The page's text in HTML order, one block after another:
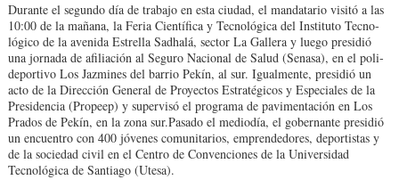
Durante el segundo día de trabajo en esta ciudad, el mandatario visitó a las
10:00 de la mañana, la Feria Científica y Tecno­lógica del Instituto Tecno­
lógico de la avenida Es­trella Sadhalá, sector La Gallera y luego presidió
una jornada de afiliación al Seguro Nacional de Sa­lud (Senasa), en el poli­
deportivo Los Jazmines del barrio Pekín, al sur. Igualmente, presidió un
acto de la Dirección Ge­neral de Proyectos Estra­tégicos y Especiales de la
Presidencia (Propeep) y supervisó el programa de pavimentación en Los
Pra­dos de Pekín, en la zona sur.Pasado el mediodía, el gobernante presidió
un en­cuentro con 400 jóvenes comunitarios, emprende­dores, deportistas y
de la sociedad civil en el Cen­tro de Convenciones de la Universidad
Tecnoló­gica de Santiago (Utesa).